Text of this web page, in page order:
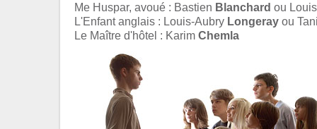
Me Huspar, avoué : Bastien Blanchard ou
L'Enfant anglais : Louis-Aubry Longeray ou
Le Maître d'hôtel : Karim Chemla